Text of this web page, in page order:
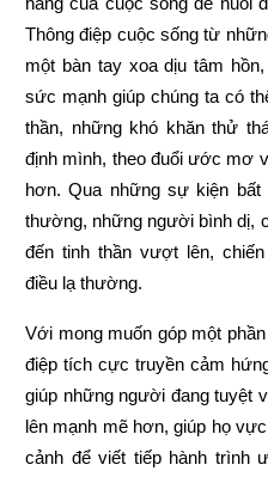
Thông điệp cuộc sống từ
một bàn tay xoa dịu tâm
sức mạnh giúp chúng ta có
thần, những khó khăn thử
định mình, theo đuổi ước mơ
hơn. Qua những sự kiện bất
thường, những người bình dị,
đến tinh thần vượt lên,
điều lạ thường.
Với mong muốn góp một
điệp tích cực truyền cảm
giúp những người đang tuyệt
lên mạnh mẽ hơn, giúp họ
cảnh để viết tiếp hành trình